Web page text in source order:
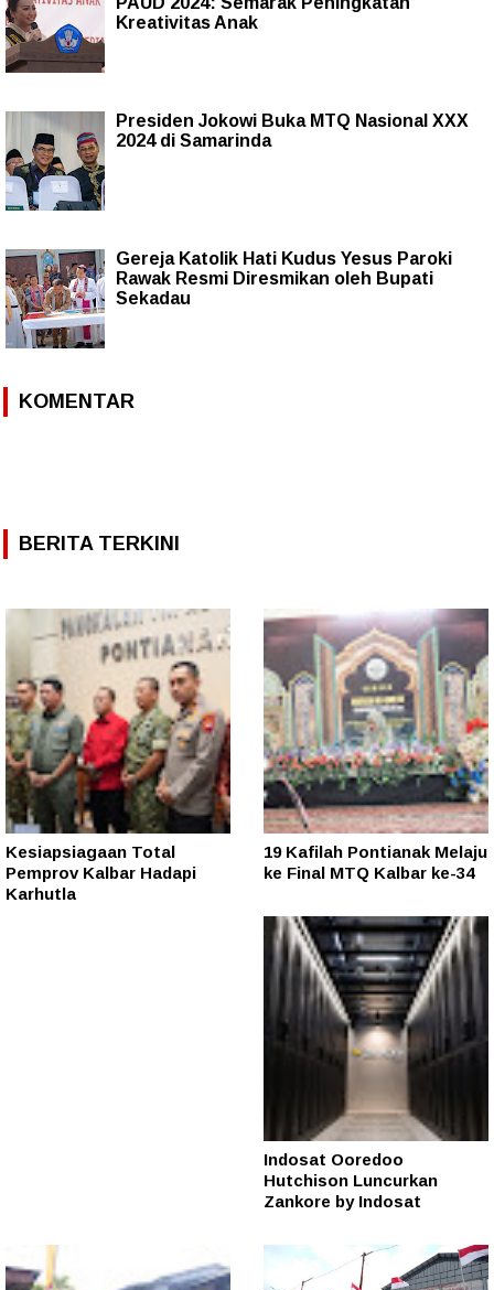
Kreativitas Anak
Presiden Jokowi Buka MTQ Nasional XXX
2024 di Samarinda
Gereja Katolik Hati Kudus Yesus Paroki
Rawak Resmi Diresmikan oleh Bupati
Sekadau
KOMENTAR
BERITA TERKINI
Kesiapsiagaan Total
Pemprov Kalbar Hadapi
Karhutla
19 Kafilah Pontianak Melaju
ke Final MTQ Kalbar ke-34
Indosat Ooredoo
Hutchison Luncurkan
Zankore by Indosat